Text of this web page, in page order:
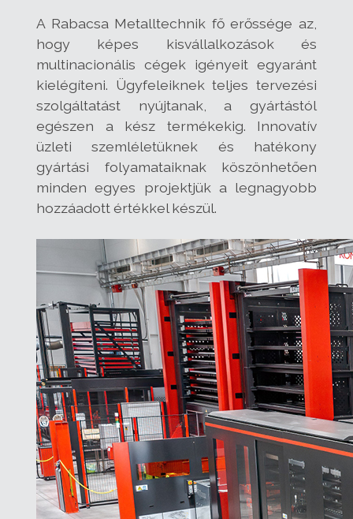
A Rabacsa Metalltechnik fő erőssége az,
hogy képes kisvállalkozások és
multinacionális cégek igényeit egyaránt
kielégíteni. Ügyfeleiknek teljes tervezési
szolgáltatást nyújtanak, a gyártástól
egészen a kész termékekig. Innovatív
üzleti szemléletüknek és hatékony
gyártási folyamataiknak köszönhetően
minden egyes projektjük a legnagyobb
hozzáadott értékkel készül.